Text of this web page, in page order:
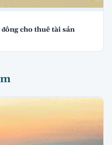
cho thuê tài sản